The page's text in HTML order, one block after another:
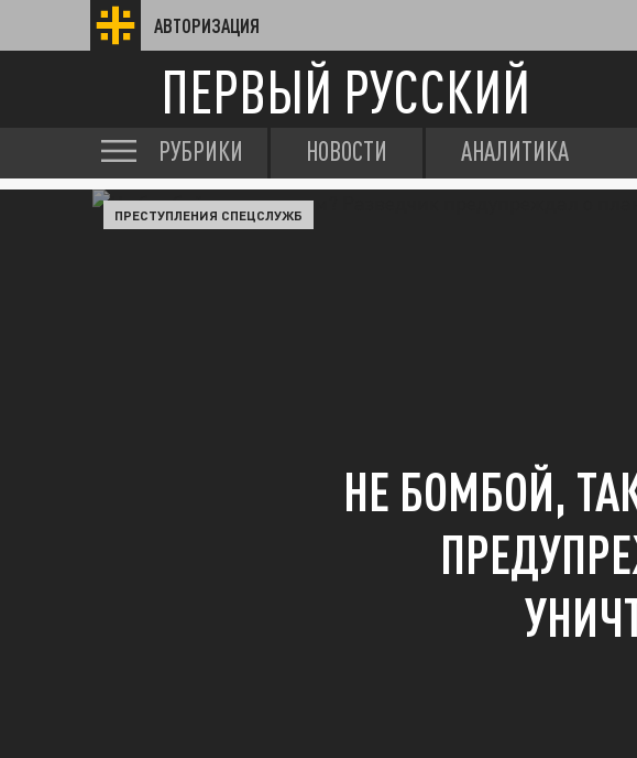
АВТОРИЗАЦИЯ
ПЕРВЫЙ РУССКИЙ
РУБРИКИ НОВОСТИ АНАЛИТИКА
ПРЕСТУПЛЕНИЯ СПЕЦСЛУЖБ
НЕ БОМБОЙ,